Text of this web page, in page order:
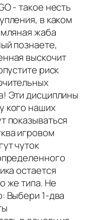
- такое несть
в каком
жаба
познаете,
выскочит
риск
Эти дисциплины
кого наших
показываться
игровом
чуток
остается
же типа. Не
Выбери 1-два